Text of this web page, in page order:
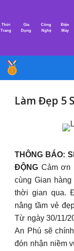
nội
Thời
Trang
Gia
Dụng
Công
Nghệ
Điện
Máy
Làm Đẹp 5
THÔNG BÁO:
ĐỘNG Cảm ơn
cùng Gian hàng
thời gian qua.
nâng tầm vẻ
Từ ngày 30/11/
An Phú sẽ
đón nhận niềm